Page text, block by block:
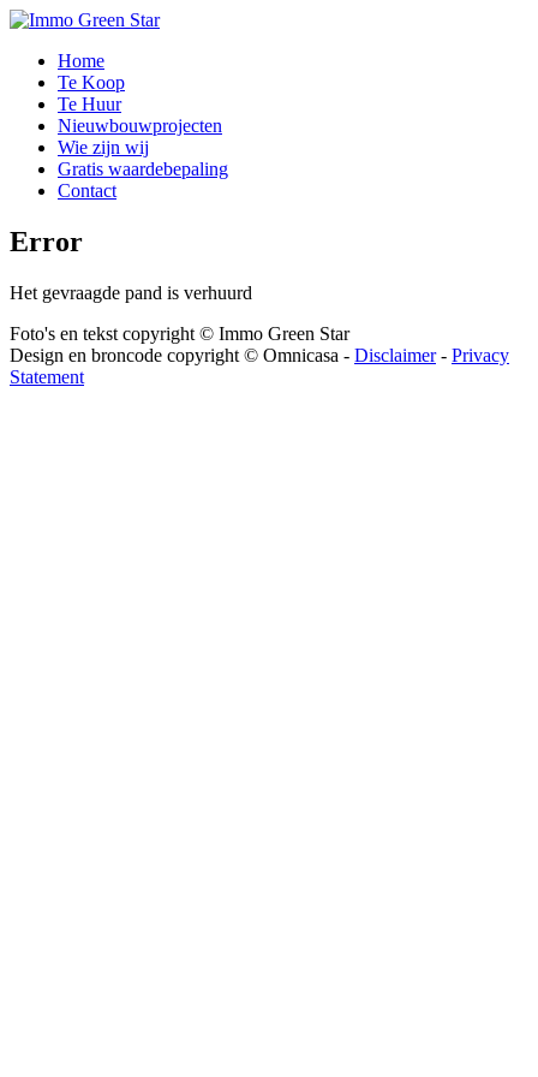
Home
Te Koop
Te Huur
Nieuwbouwprojecten
Wie zijn wij
Gratis waardebepaling
Contact
Error
Het gevraagde pand is verhuurd
Foto's en tekst copyright © Immo Green Star
Design en broncode copyright © Omnicasa - Disclaimer- Privacy
Statement